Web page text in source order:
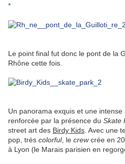
*
Le point final fut donc le pont de la
Rhône cette fois.
Un panorama exquis et une
renforcée par la présence du Skate
street art des Birdy Kids . Avec une
pop, très colorful, le crewcrée en
à Lyon (le Marais parisien en